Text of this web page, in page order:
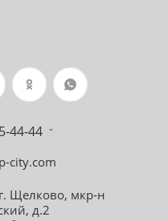
44-44
city.com
Щелково, мкр-н
д.2